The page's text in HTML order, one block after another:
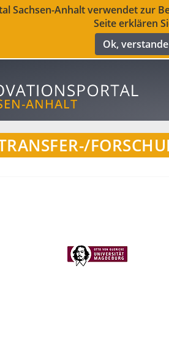
Sachsen-Anhalt verwendet zur
Seite erklären
Ok,